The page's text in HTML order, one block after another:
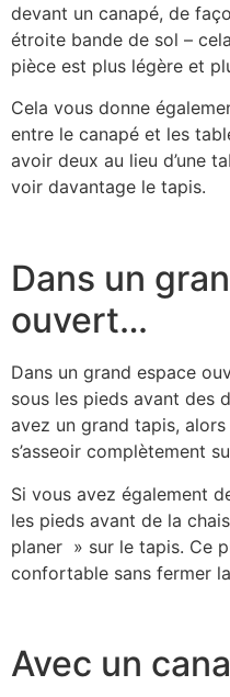
devant un canapé, de
étroite bande de sol –
pièce est plus légère et
Cela vous donne
entre le canapé et les
avoir deux au lieu d’une
voir davantage le tapis.
Dans un
ouvert…
Dans un grand espace
sous les pieds avant des
avez un grand tapis,
s’asseoir complètement
Si vous avez également
les pieds avant de la
planer » sur le tapis. Ce
confortable sans fermer
Avec un